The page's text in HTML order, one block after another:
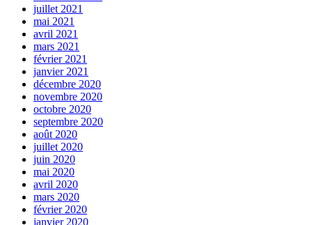
juillet 2021
mai 2021
avril 2021
mars 2021
février 2021
janvier 2021
décembre 2020
novembre 2020
octobre 2020
septembre 2020
août 2020
juillet 2020
juin 2020
mai 2020
avril 2020
mars 2020
février 2020
janvier 2020